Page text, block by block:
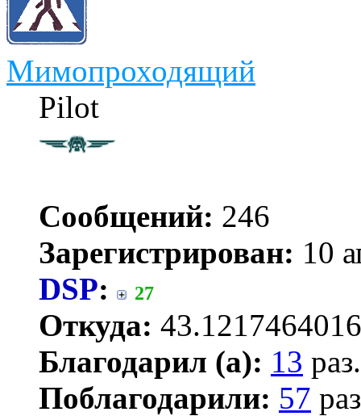
Мимопроходящий
Pilot
Сообщений: 246
Зарегистрирован: 10
DSP: 27
Откуда:
Благодарил (а): 13 раз.
Поблагодарили: 57